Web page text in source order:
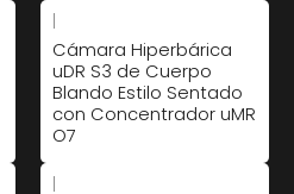
Cámara Hiperbárica
uDR S3 de Cuerpo
Blando Estilo Sentado
con Concentrador uMR
O7